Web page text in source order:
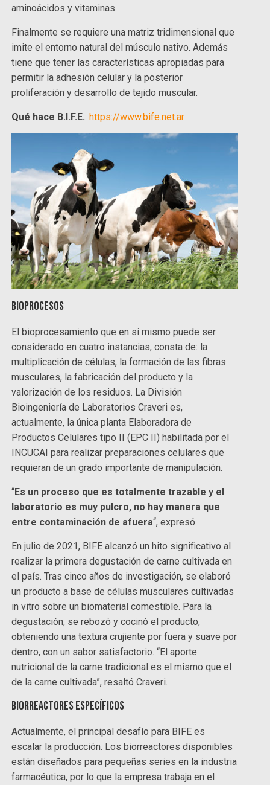
aminoácidos y vitaminas.
Finalmente se requiere una matriz tridimensional que
imite el entorno natural del músculo nativo. Además
tiene que tener las características apropiadas para
permitir la adhesión celular y la posterior
proliferación y desarrollo de tejido muscular.
Qué hace B.I.F.E.: https://www.bife.net.ar
Bioprocesos
El bioprocesamiento que en sí mismo puede ser
considerado en cuatro instancias, consta de: la
multiplicación de células, la formación de las fibras
musculares, la fabricación del producto y la
valorización de los residuos. La División
Bioingeniería de Laboratorios Craveri es,
actualmente, la única planta Elaboradora de
Productos Celulares tipo II (EPC II) habilitada por el
INCUCAI para realizar preparaciones celulares que
requieran de un grado importante de manipulación.
“Es un proceso que es totalmente trazable y el
laboratorio es muy pulcro, no hay manera que
entre contaminación de afuera“, expresó.
En julio de 2021, BIFE alcanzó un hito significativo al
realizar la primera degustación de carne cultivada en
el país. Tras cinco años de investigación, se elaboró
un producto a base de células musculares cultivadas
in vitro sobre un biomaterial comestible. Para la
degustación, se rebozó y cocinó el producto,
obteniendo una textura crujiente por fuera y suave por
dentro, con un sabor satisfactorio. “El aporte
nutricional de la carne tradicional es el mismo que el
de la carne cultivada”, resaltó Craveri.
Biorreactores específicos
Actualmente, el principal desafío para BIFE es
escalar la producción. Los biorreactores disponibles
están diseñados para pequeñas series en la industria
farmacéutica, por lo que la empresa trabaja en el